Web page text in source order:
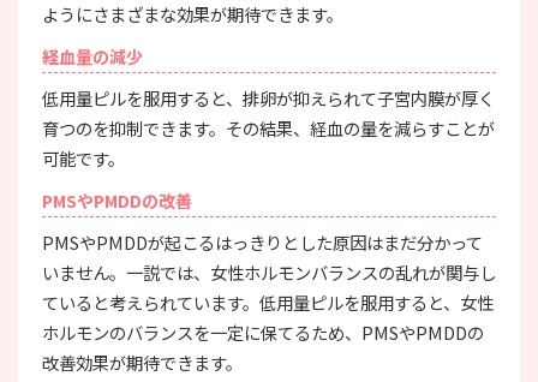
ようにさまざまな効果が期待できます。
経血量の減少
低用量ピルを服用すると、排卵が抑えられて子宮内膜が厚く
育つのを抑制できます。その結果、経血の量を減らすことが
可能です。
PMSやPMDDの改善
PMSやPMDDが起こるはっきりとした原因はまだ分かって
いません。一説では、女性ホルモンバランスの乱れが関与し
ていると考えられています。低用量ピルを服用すると、女性
ホルモンのバランスを一定に保てるため、PMSやPMDDの
改善効果が期待できます。